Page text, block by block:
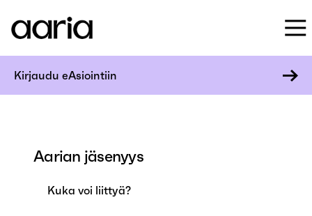
Kirjaudu eAsiointiin
Aarian jäsenyys
Kuka voi liittyä?